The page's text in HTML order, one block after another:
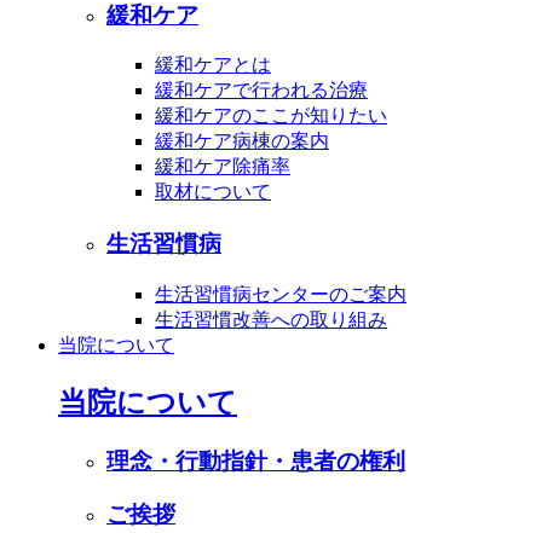
緩和ケア
緩和ケアとは
緩和ケアで行われる治療
緩和ケアのここが知りたい
緩和ケア病棟の案内
緩和ケア除痛率
取材について
生活習慣病
生活習慣病センターのご案内
生活習慣改善への取り組み
当院について
当院について
理念・行動指針・患者の権利
ご挨拶